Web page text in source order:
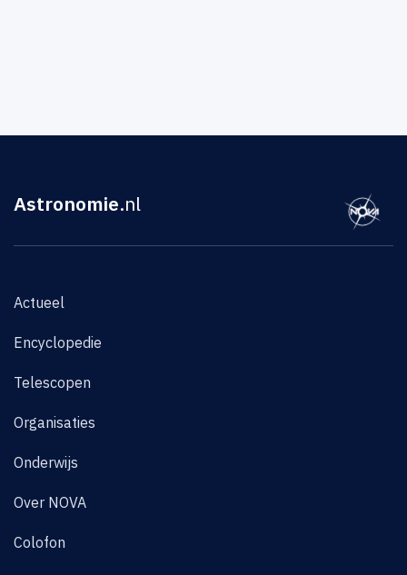
Astronomie.nl
Actueel
Encyclopedie
Telescopen
Organisaties
Onderwijs
Over NOVA
Colofon